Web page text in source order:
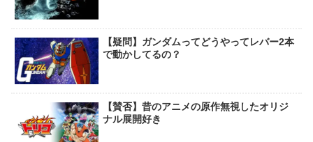
【疑問】ガンダムってどうやってレバー2本
で動かしてるの？
【賛否】昔のアニメの原作無視したオリジ
ナル展開好き